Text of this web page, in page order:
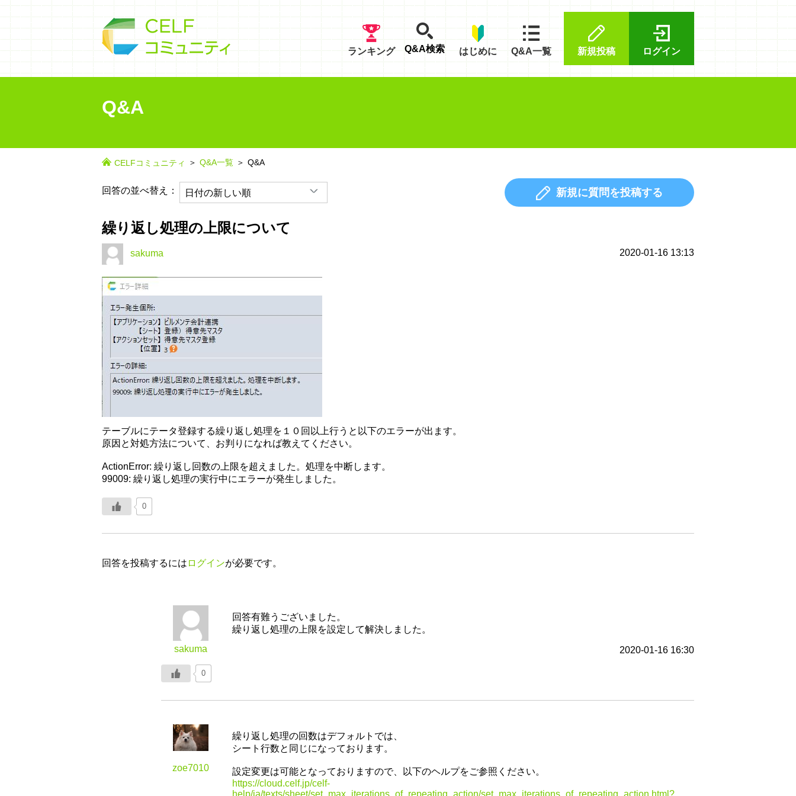
ログイン
新規投稿
Q&A一覧
はじめに
Q&A検索
ランキング
Q&A
CELFコミュニティ Q&A一覧 Q&A
回答の並べ替え： 新規に質問を投稿する
繰り返し処理の上限について
sakuma 2020-01-16 13:13
テーブルにテータ登録する繰り返し処理を１０回以上行うと以下のエラーが出ます。
原因と対処方法について、お判りになれば教えてください。
ActionError: 繰り返し回数の上限を超えました。処理を中断します。
99009: 繰り返し処理の実行中にエラーが発生しました。
0
回答を投稿するには ログインが必要です。
sakuma
回答有難うございました。
繰り返し処理の上限を設定して解決しました。
2020-01-16 16:30
0
zoe7010
繰り返し処理の回数はデフォルトでは、
シート行数と同じになっております。
設定変更は可能となっておりますので、以下のヘルプをご参照ください。
https://cloud.celf.jp/celf-
help/ja/texts/sheet/set_max_iterations_of_repeating_action/set_max_iterations_of_repeating_action.html?